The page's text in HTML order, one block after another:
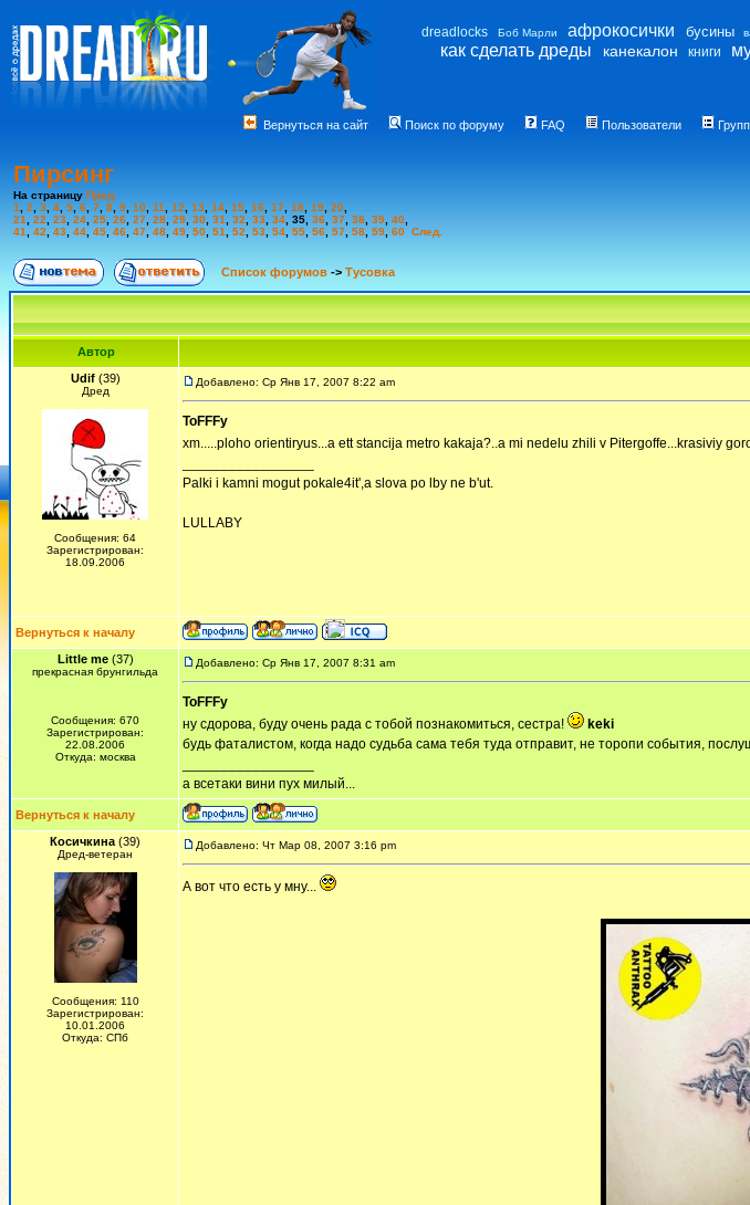
dreadlocks Боб Марли афрокосички бусины
как сделать дреды канекалон книги
Вернуться на сайт Поиск по форуму FAQ Пользователи
Пирсинг
На страницу Пред.
1
2 3 4 5 6 7 8 9 10 11 12 13 14 15 16 17 18 19 20
21
22 23 24 25 26 27 28 29 30 31 32 33 34 35 36 37 38 39 40
41
42 43 44 45 46 47 48 49 50 51 52 53 54 55 56 57 58 59 60 След.
Список форумов -> Тусовка
Автор
Udif(39)
Дред
Сообщения: 64
Зарегистрирован:
18.09.2006
Добавлено: Ср Янв 17, 2007 8:22 am
ToFFFy
xm.....ploho orientiryus...a ett stancija metro kakaja?..a mi nedelu zhili v Pitergoffe...krasiviy
Palki i kamni mogut pokale4it',a slova po lby ne b'ut.
LULLABY
Вернуться к началу
Little me(37)
прекрасная брунгильда
Сообщения: 670
Зарегистрирован:
22.08.2006
Откуда: москва
Добавлено: Ср Янв 17, 2007 8:31 am
ToFFFy
ну сдорова, буду очень рада с тобой познакомиться, сестра!
keki
будь фаталистом, когда надо судьба сама тебя туда отправит, не торопи события,
а всетаки вини пух милый...
Вернуться к началу
Косичкина (39)
Дред-ветеран
Сообщения: 110
Зарегистрирован:
10.01.2006
Откуда: СПб
Добавлено: Чт Мар 08, 2007 3:16 pm
А вот что есть у мну...